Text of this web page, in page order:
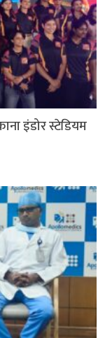
इंडोर स्टेडियम